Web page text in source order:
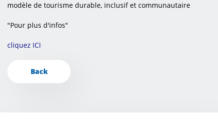
modèle de tourisme durable, inclusif et communautaire
"Pour plus d'infos"
cliquez ICI
Back